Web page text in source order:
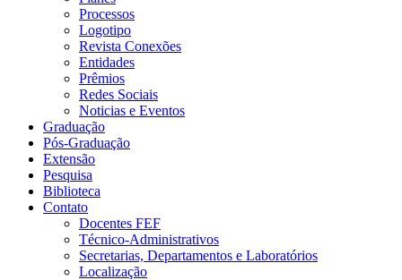
Processos
Logotipo
Revista Conexões
Entidades
Prêmios
Redes Sociais
Noticias e Eventos
Graduação
Pós-Graduação
Extensão
Pesquisa
Biblioteca
Contato
Docentes FEF
Técnico-Administrativos
Secretarias, Departamentos e Laboratórios
Localização